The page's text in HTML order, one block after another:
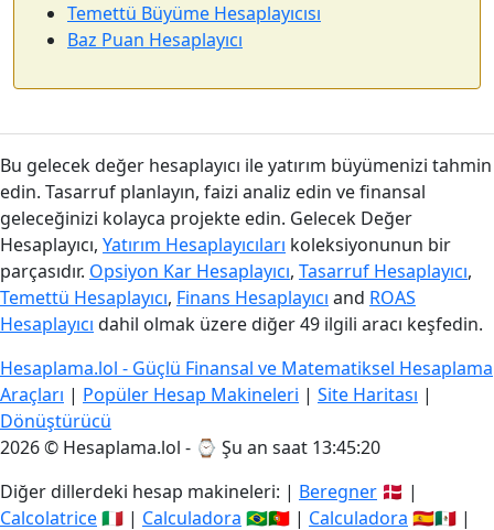
Temettü Büyüme Hesaplayıcısı
Baz Puan Hesaplayıcı
Bu gelecek değer hesaplayıcı ile yatırım büyümenizi tahmin
edin. Tasarruf planlayın, faizi analiz edin ve finansal
geleceğinizi kolayca projekte edin. Gelecek Değer
Hesaplayıcı, Yatırım Hesaplayıcıları koleksiyonunun bir
parçasıdır. Opsiyon Kar Hesaplayıcı, Tasarruf Hesaplayıcı,
Temettü Hesaplayıcı, Finans Hesaplayıcı and ROAS
Hesaplayıcı dahil olmak üzere diğer 49 ilgili aracı keşfedin.
Hesaplama.lol - Güçlü Finansal ve Matematiksel Hesaplama
Araçları | Popüler Hesap Makineleri | Site Haritası |
Dönüştürücü
2026 © Hesaplama.lol - ⌚ Şu an saat 13:45:20
Diğer dillerdeki hesap makineleri: | Beregner 🇩🇰 |
Calcolatrice🇮🇹 | Calculadora 🇧🇷🇵🇹 | Calculadora 🇪🇸🇲🇽 |